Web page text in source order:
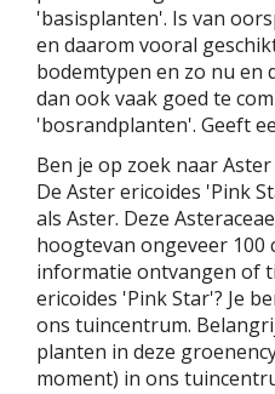
'basisplanten'. Is van
en daarom vooral
bodemtypen en zo nu en
dan ook vaak goed te
'bosrandplanten'. Geeft
Ben je op zoek naar
De Aster ericoides 'Pink
als Aster. Deze
hoogtevan ongeveer 100
informatie ontvangen of
ericoides 'Pink Star'? Je
ons tuincentrum.
planten in deze
moment) in ons